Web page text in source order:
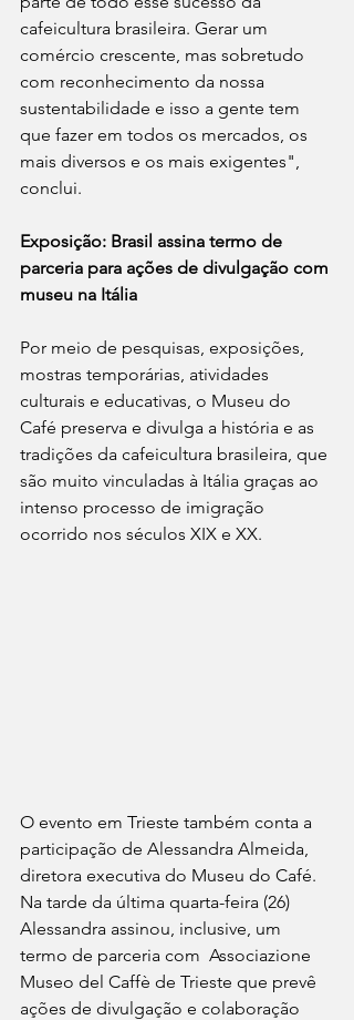
cafeicultura brasileira. Gerar um
comércio crescente, mas sobretudo
com reconhecimento da nossa
sustentabilidade e isso a gente tem
que fazer em todos os mercados, os
mais diversos e os mais exigentes",
conclui.
Exposição: Brasil assina termo de
parceria para ações de divulgação com
museu na Itália
Por meio de pesquisas, exposições,
mostras temporárias, atividades
culturais e educativas, o Museu do
Café preserva e divulga a história e as
tradições da cafeicultura brasileira, que
são muito vinculadas à Itália graças ao
intenso processo de imigração
ocorrido nos séculos XIX e XX.
O evento em Trieste também conta a
participação de Alessandra Almeida,
diretora executiva do Museu do Café.
Na tarde da última quarta-feira (26)
Alessandra assinou, inclusive, um
termo de parceria com  Associazione
Museo del Caffè de Trieste que prevê
ações de divulgação e colaboração